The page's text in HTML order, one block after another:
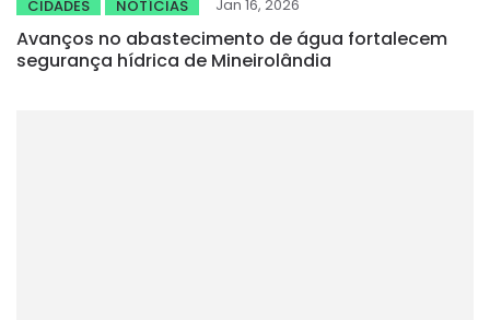
CIDADES NOTÍCIAS Jan 16, 2026
Avanços no abastecimento de água fortalecem
segurança hídrica de Mineirolândia